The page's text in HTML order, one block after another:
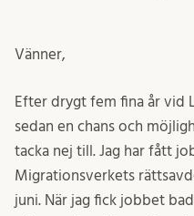
Vänner,
Efter drygt fem fina år vid
sedan en chans och
tacka nej till. Jag har fått
Migrationsverkets
juni. När jag fick jobbet